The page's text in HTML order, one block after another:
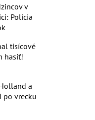
v
Polícia
tisícové
hasiť!
a
po vrecku